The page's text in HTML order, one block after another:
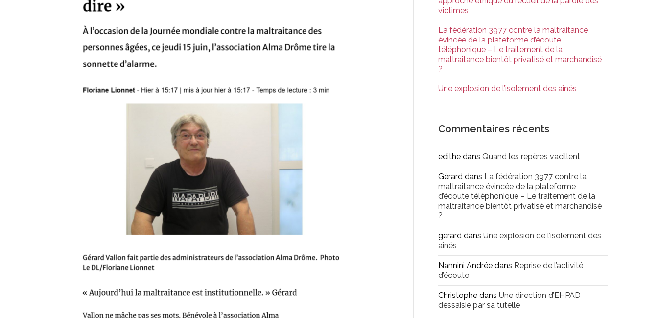
victimes
La fédération 3977 contre la maltraitance
évincée de la plateforme d’écoute
téléphonique – Le traitement de la
maltraitance bientôt privatisé et marchandisé
?
Une explosion de l’isolement des aînés
Commentaires récents
edithe dans Quand les repères vacillent
Gérard dans La fédération 3977 contre la
maltraitance évincée de la plateforme
d’écoute téléphonique – Le traitement de la
maltraitance bientôt privatisé et marchandisé
?
gerard dansUne explosion de l’isolement des
aînés
Nannini Andrée dans Reprise de l’activité
d’écoute
Christophe dansUne direction d’EHPAD
dessaisie par sa tutelle